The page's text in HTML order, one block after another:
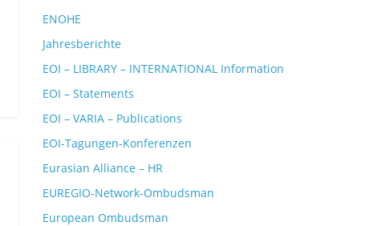
ENOHE
Jahresberichte
EOI – LIBRARY – INTERNATIONAL Information
EOI – Statements
EOI – VARIA – Publications
EOI-Tagungen-Konferenzen
Eurasian Alliance – HR
EUREGIO-Network-Ombudsman
European Ombudsman